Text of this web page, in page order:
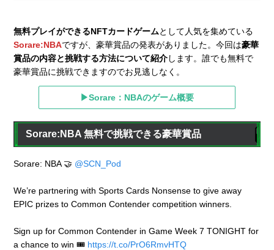
無料プレイができるNFTカードゲームとして人気を集めている
Sorare:NBAですが、豪華賞品の発表がありました。今回は豪華
賞品の内容と挑戦する方法について紹介します。誰でも無料で
豪華賞品に挑戦できますのでお見逃しなく。
▶Sorare：NBAのゲーム概要
Sorare:NBA 無料で挑戦できる豪華賞品
Sorare: NBA 🤝 @SCN_Pod
We’re partnering with Sports Cards Nonsense to give away
EPIC prizes to Common Contender competition winners.
Sign up for Common Contender in Game Week 7 TONIGHT for
a chance to win 🎟️ https://t.co/PrO6RmvHTQ